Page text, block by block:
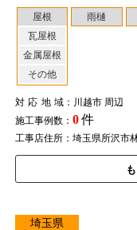
屋根
瓦屋根
金属屋根
その他
雨樋
対応地域：川越市 周辺
施工事例数： 0件
工事店住所：埼玉県所沢市
埼玉県